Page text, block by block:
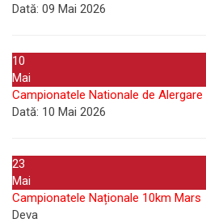
Dată: 09 Mai 2026
10
Mai
Campionatele Nationale de
Dată: 10 Mai 2026
23
Mai
Campionatele Naționale 10km Mars
Deva